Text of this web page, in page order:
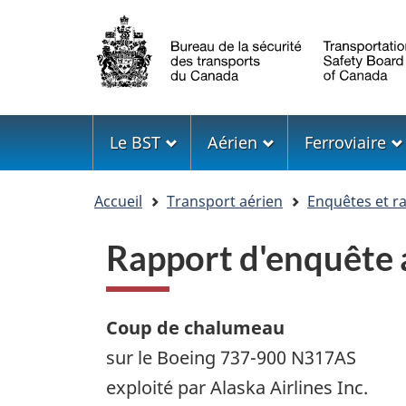
Sélection
de
la
langue
Menu
Le BST Aérien Ferroviaire
Accueil Transport aérien Enquêtes et
Rapport
Coup de chalumeau
sur le Boeing 737-900 N317AS
exploité par Alaska Airlines Inc.